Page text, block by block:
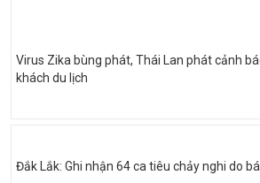
Virus Zika bùng phát, Thái Lan phát cảnh
khách du lịch
Đắk Lắk: Ghi nhận 64 ca tiêu chảy nghi do